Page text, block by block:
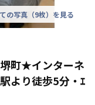
の写真（9枚）を見る
町★インターネ
より徒歩5分・ｴ